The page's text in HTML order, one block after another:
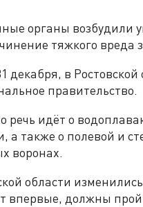
органы возбудили
тяжкого вреда
декабря, в
правительство.
речь идёт о
а также о полевой и
воронах.
области
впервые, должны